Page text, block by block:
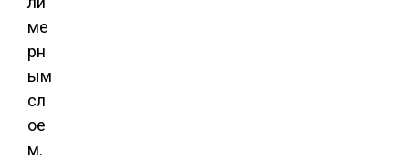
ме
рн
ым
сл
ое
м.